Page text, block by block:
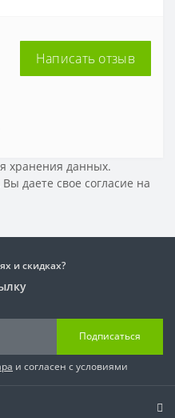
Написать отзыв
хранения данных.
даете свое согласие на
и скидках?
Подписаться
и согласен с условиями